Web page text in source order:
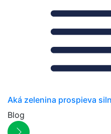
Aká zelenina prospieva
Blog